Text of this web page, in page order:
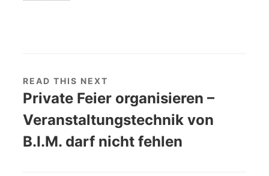
READ THIS NEXT
Private Feier organisieren –
Veranstaltungstechnik von
B.I.M. darf nicht fehlen